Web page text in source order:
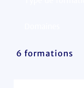
6 formations